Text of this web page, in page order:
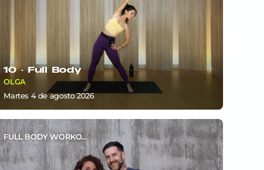
10 ·Full Body
OLGA
martes 4deagosto 2026
FULL BODY WORKOUT